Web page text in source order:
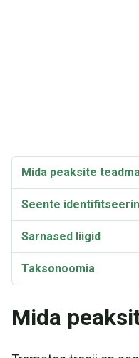
Mida peaksite
Seente
Sarnased liigid
Taksonoomia
Mida